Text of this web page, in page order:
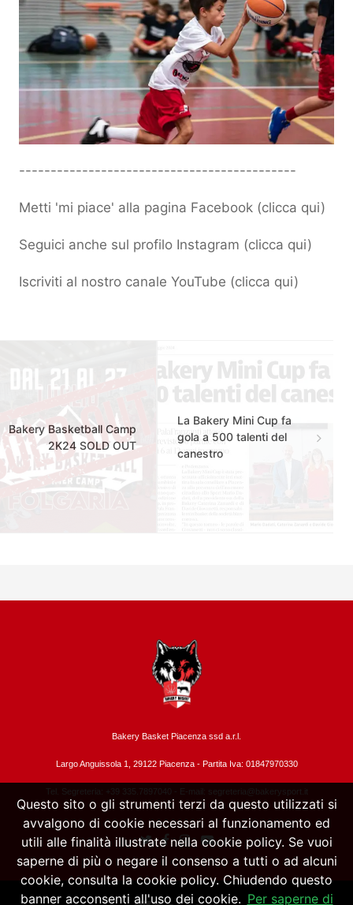
--------------------------------------------
Metti 'mi piace' alla pagina Facebook (clicca qui)
Seguici anche sul profilo Instagram (clicca qui)
Iscriviti al nostro canale YouTube (clicca qui)
Bakery Basketball Camp
2K24 SOLD OUT
La Bakery Mini Cup fa
gola a 500 talenti del
canestro
Bakery Basket Piacenza ssd a.r.l.
Largo Anguissola 1, 29122 Piacenza - Partita Iva: 01847970330
Tel. Segreteria: +39 335.7897040 - E-mail: segreteria@bakerysport.it
Questo sito o gli strumenti terzi da questo utilizzati si
avvalgono di cookie necessari al funzionamento ed
utili alle finalità illustrate nella cookie policy. Se vuoi
saperne di più o negare il consenso a tutti o ad alcuni
cookie, consulta la cookie policy. Chiudendo questo
banner acconsenti all'uso dei cookie. Per saperne di